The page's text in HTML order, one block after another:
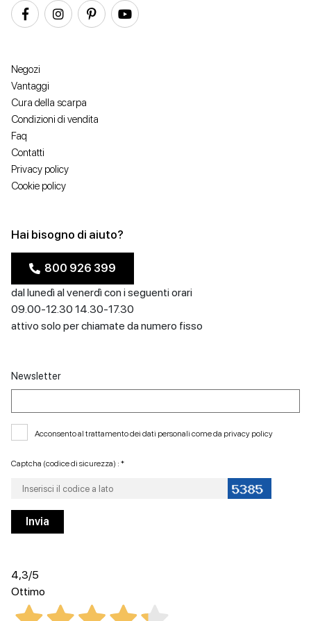
Colore
Negozi
Vantaggi
Cura della scarpa
Condizioni di vendita
Faq
Contatti
Privacy policy
Cookie policy
Hai bisogno di aiuto?
800 926 399
dal lunedì al venerdì con i seguenti orari
09.00-12.30 14.30-17.30
attivo solo per chiamate da numero fisso
Newsletter
Acconsento al trattamento dei dati personali come da privacy policy
Captcha (codice di sicurezza) : *
4,3/5
Ottimo